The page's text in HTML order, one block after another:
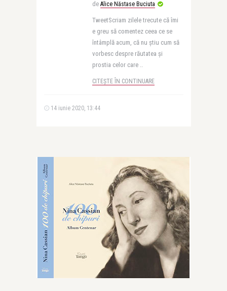
de Alice Năstase Buciuta
TweetScriam zilele trecute că îmi
e greu să comentez ceea ce se
întâmplă acum, că nu știu cum să
vorbesc despre răutatea și
prostia celor care ..
CITEȘTE ÎN CONTINUARE
14 iunie 2020, 13:44